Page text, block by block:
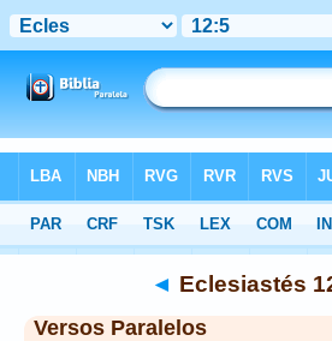
>Eclesiastés >Capítulo 12 > Verso 5
◄ Eclesiastés
Versos Paralelos